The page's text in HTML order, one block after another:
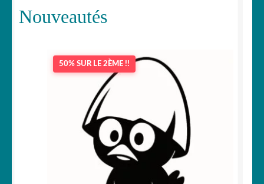
Nouveautés
50% SUR LE 2ÈME !!